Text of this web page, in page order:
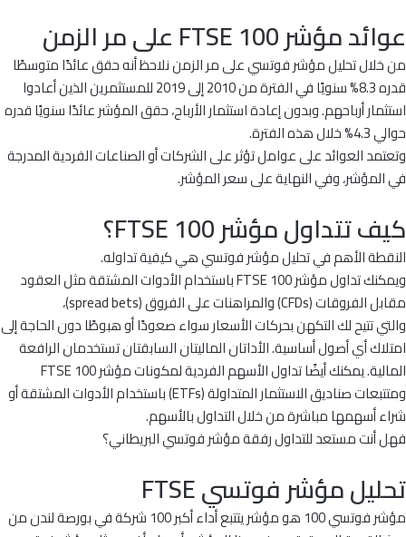
عوائد مؤشر FTSE 100 على مر الزمن
من خلال تحليل مؤشر فوتسي على مر الزمن نلاحظ أنه حقق عائدًا متوسطًا
قدره 8.3% سنويًا في الفترة من 2010 إلى 2019 للمستثمرين الذين أعادوا
استثمار أرباحهم. وبدون إعادة استثمار الأرباح، حقق المؤشر عائدًا سنويًا قدره
حوالي 4.3% خلال هذه الفترة.
وتعتمد العوائد على عوامل تؤثر على الشركات أو الصناعات الفردية المدرجة
في المؤشر، وفي النهاية على سعر المؤشر.
كيف تتداول مؤشر FTSE 100؟
النقطة الأهم في تحليل مؤشر فوتسي هي كيفية تداوله.
ويمكنك تداول مؤشر FTSE 100 باستخدام الأدوات المشتقة مثل العقود
مقابل الفروقات (CFDs) والمراهنات على الفروق (spread bets)،
والتي تتيح لك التكهن بحركات الأسعار سواء صعودًا أو هبوطًا دون الحاجة إلى
امتلاك أي أصول أساسية. الأداتان الماليتان السابقتان تستخدمان الرافعة
المالية. يمكنك أيضًا تداول الأسهم الفردية لمكونات مؤشر FTSE 100
ومتتبعات صناديق الاستثمار المتداولة (ETFs) باستخدام الأدوات المشتقة أو
شراء أسهمها مباشرة من خلال التداول بالأسهم.
فهل أنت مستعد للتداول رفقة مؤشر فوتسي البريطاني؟
تحليل مؤشر فوتسي FTSE
مؤشر فوتسي 100 هو مؤشر يتتبع أداء أكبر 100 شركة في بورصة لندن من